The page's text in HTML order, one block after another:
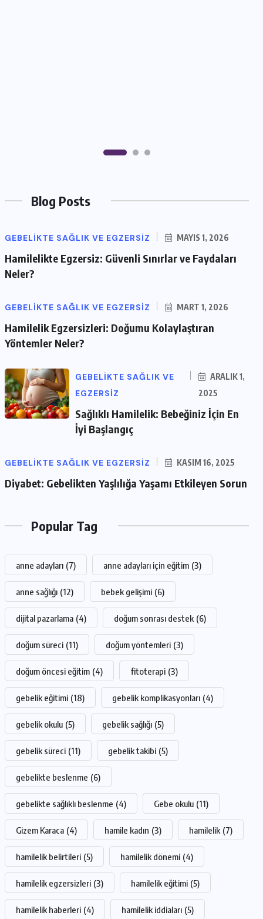
Blog Posts
GEBELIKTE SAĞLIK VE EGZERSIZ MAYIS 1, 2026
Hamilelikte Egzersiz: Güvenli Sınırlar ve Faydaları
Neler?
GEBELIKTE SAĞLIK VE EGZERSIZ MART 1, 2026
Hamilelik Egzersizleri: Doğumu Kolaylaştıran
Yöntemler Neler?
GEBELIKTE SAĞLIK VE
EGZERSIZ
ARALIK 1,
2025
Sağlıklı Hamilelik: Bebeğiniz İçin En
İyi Başlangıç
GEBELIKTE SAĞLIK VE EGZERSIZ KASIM 16, 2025
Diyabet: Gebelikten Yaşlılığa Yaşamı Etkileyen Sorun
Popular Tag
anne adayları (7) anne adayları için eğitim (3)
anne sağlığı (12) bebek gelişimi (6)
dijital pazarlama (4) doğum sonrası destek (6)
doğum süreci (11) doğum yöntemleri (3)
doğum öncesi eğitim (4) fitoterapi (3)
gebelik eğitimi (18) gebelik komplikasyonları (4)
gebelik okulu (5) gebelik sağlığı (5)
gebelik süreci (11) gebelik takibi (5)
gebelikte beslenme (6)
gebelikte sağlıklı beslenme (4) Gebe okulu (11)
Gizem Karaca (4) hamile kadın (3) hamilelik (7)
hamilelik belirtileri (5) hamilelik dönemi (4)
hamilelik egzersizleri (3) hamilelik eğitimi (5)
hamilelik haberleri (4) hamilelik iddiaları (5)